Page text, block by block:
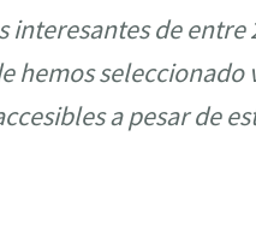
interesantes de entre
hemos seleccionado
a pesar de